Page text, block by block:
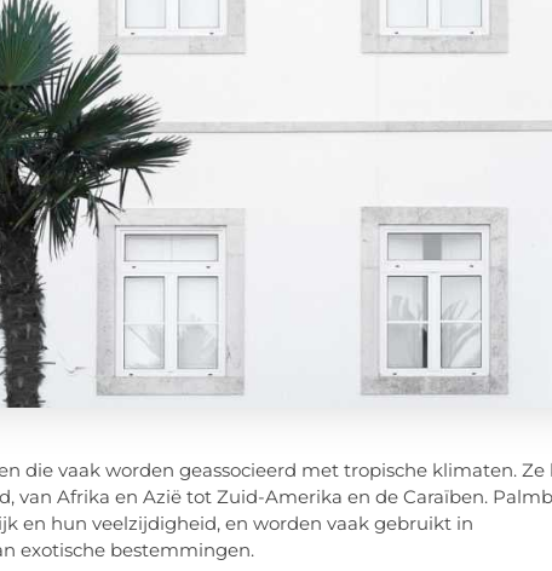
die vaak worden geassocieerd met tropische klimaten. Ze
van Afrika en Azië tot Zuid-Amerika en de Caraïben.
en hun veelzijdigheid, en worden vaak gebruikt in
exotische bestemmingen.